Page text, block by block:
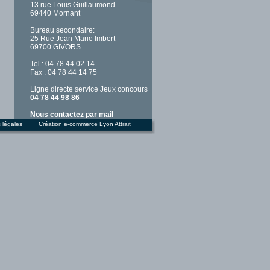
13 rue Louis Guillaumond
69440 Mornant
Bureau secondaire:
25 Rue Jean Marie Imbert
69700 GIVORS
Tel : 04 78 44 02 14
Fax : 04 78 44 14 75
Ligne directe service Jeux concours
04 78 44 98 86
Nous contactez par mail
Création e-commerce Lyon Attrait
légales